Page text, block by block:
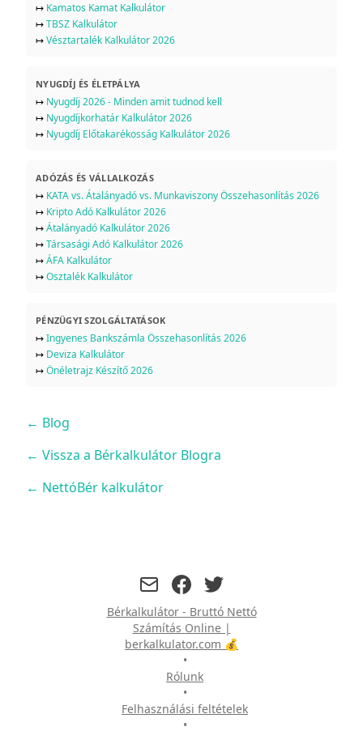
↦ Kamatos Kamat Kalkulátor
↦TBSZ Kalkulátor
↦Vésztartalék Kalkulátor 2026
NYUGDÍJ ÉS ÉLETPÁLYA
↦ Nyugdíj 2026 - Minden amit tudnod kell
↦ Nyugdíjkorhatár Kalkulátor 2026
↦ Nyugdíj Előtakarékosság Kalkulátor 2026
ADÓZÁS ÉS VÁLLALKOZÁS
↦ KATA vs. Átalányadó vs. Munkaviszony Összehasonlítás 2026
↦ Kripto Adó Kalkulátor 2026
↦Átalányadó Kalkulátor 2026
↦Társasági Adó Kalkulátor 2026
↦ÁFA Kalkulátor
↦Osztalék Kalkulátor
PÉNZÜGYI SZOLGÁLTATÁSOK
↦Ingyenes Bankszámla Összehasonlítás 2026
↦ Deviza Kalkulátor
↦Önéletrajz Készítő 2026
← Blog
← Vissza a Bérkalkulátor Blogra
← NettóBér kalkulátor
facebooktwitter
Bérkalkulátor - Bruttó Nettó
Számítás Online |
berkalkulator.com 💰
•
Rólunk
•
Felhasználási feltételek
•